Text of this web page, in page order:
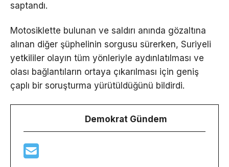
saptandı.
Motosiklette bulunan ve saldırı anında gözaltına
alınan diğer şüphelinin sorgusu sürerken, Suriyeli
yetkililer olayın tüm yönleriyle aydınlatılması ve
olası bağlantıların ortaya çıkarılması için geniş
çaplı bir soruşturma yürütüldüğünü bildirdi.
Demokrat Gündem